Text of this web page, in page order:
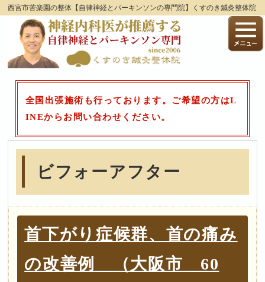
西宮市苦楽園の整体【自律神経とパーキンソンの専門院】くすのき鍼灸整体院
全国出張施術も行っております。ご希望の方はL
INEからお問い合わせください。
ビフォーアフター
首下がり症候群、首の痛み
の改善例 （大阪市 60